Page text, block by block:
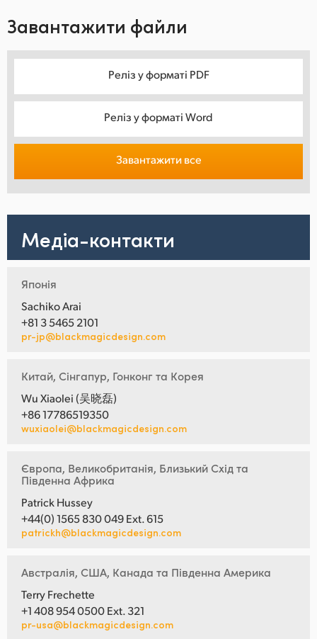
Завантажити файли
Реліз у форматі PDF
Реліз у форматі Word
Завантажити все
Медіа-контакти
Японія
Sachiko Arai
+81 3 5465 2101
pr-jp@blackmagicdesign.com
Китай, Сінгапур, Гонконг та Корея
Wu Xiaolei (吴晓磊)
+86 17786519350
wuxiaolei@blackmagicdesign.com
Європа, Великобританія, Близький Схід та
Південна Африка
Patrick Hussey
+44(0) 1565 830 049 Ext. 615
patrickh@blackmagicdesign.com
Австралія, США, Канада та Південна Америка
Terry Frechette
+1 408 954 0500 Ext. 321
pr-usa@blackmagicdesign.com